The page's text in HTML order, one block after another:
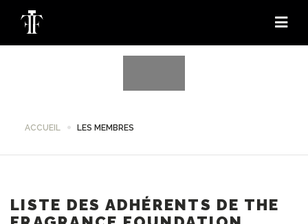
ACCUEIL LES MEMBRES
LISTE DES ADHÉRENTS DE THE